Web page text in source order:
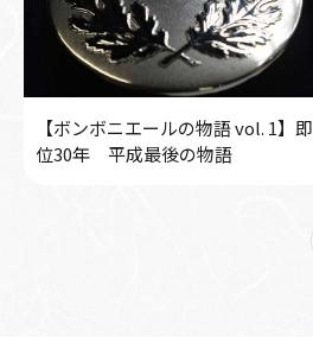
【ボンボニエールの物語 vol. 1】即
位30年 平成最後の物語